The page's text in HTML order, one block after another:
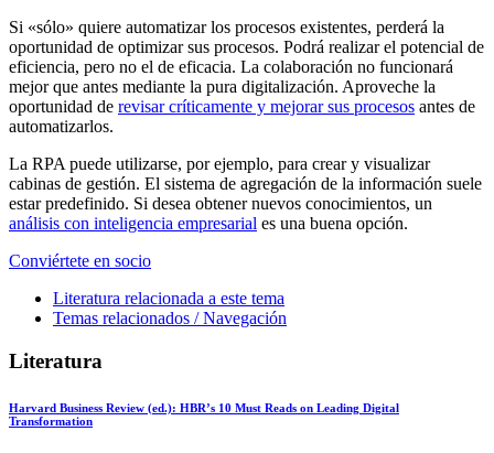
Si «sólo» quiere automatizar los procesos existentes, perderá la
oportunidad de optimizar sus procesos. Podrá realizar el potencial de
eficiencia, pero no el de eficacia. La colaboración no funcionará
mejor que antes mediante la pura digitalización. Aproveche la
oportunidad de revisar críticamente y mejorar sus procesos antes de
automatizarlos.
La RPA puede utilizarse, por ejemplo, para crear y visualizar
cabinas de gestión. El sistema de agregación de la información suele
estar predefinido. Si desea obtener nuevos conocimientos, un
análisis con inteligencia empresarial es una buena opción.
Conviértete en socio
Literatura relacionada a este tema
Temas relacionados / Navegación
Literatura
Harvard Business Review (ed.): HBR’s 10 Must Reads on Leading Digital
Transformation